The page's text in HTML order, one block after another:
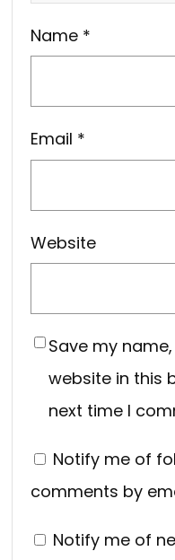
Name *
Email *
Website
Save my
website in this
next time I
Notify me of
comments by
Notify me of